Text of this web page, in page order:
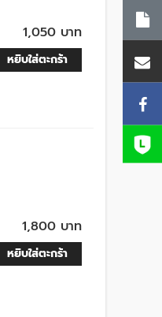
1,050 บาท
หยิบใส่ตะกร้า
1,800 บาท
หยิบใส่ตะกร้า